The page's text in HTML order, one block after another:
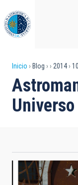
al
contenido
principal
Sobrescribir
enlaces
de
la
navegación
Inicio Blog 2014 10
Universo